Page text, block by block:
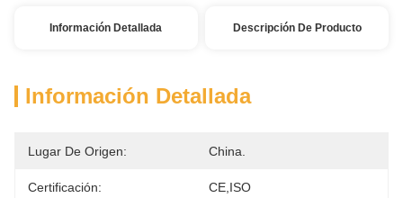
Información Detallada Descripción De Producto
Información Detallada
Lugar De Origen: China.
Certificación: CE,ISO